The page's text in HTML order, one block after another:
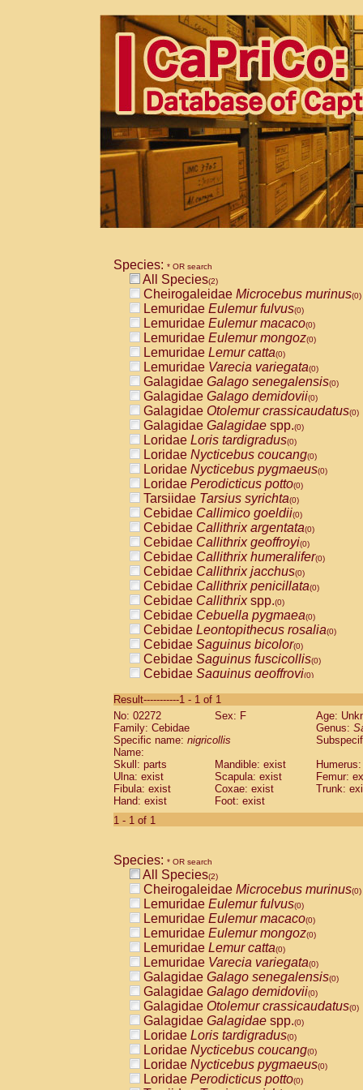
Species: * OR search
All Species(2)
Cheirogaleidae Microcebus murinus(0)
Lemuridae Eulemur fulvus(0)
Lemuridae Eulemur macaco(0)
Lemuridae Eulemur mongoz(0)
Lemuridae Lemur catta(0)
Lemuridae Varecia variegata(0)
Galagidae Galago senegalensis(0)
Galagidae Galago demidovii(0)
Galagidae Otolemur crassicaudatus(0)
Galagidae Galagidae spp.(0)
Loridae Loris tardigradus(0)
Loridae Nycticebus coucang(0)
Loridae Nycticebus pygmaeus(0)
Loridae Perodicticus potto(0)
Tarsiidae Tarsius syrichta(0)
Cebidae Callimico goeldii(0)
Cebidae Callithrix argentata(0)
Cebidae Callithrix geoffroyi(0)
Cebidae Callithrix humeralifer(0)
Cebidae Callithrix jacchus(0)
Cebidae Callithrix penicillata(0)
Cebidae Callithrixspp.(0)
Cebidae Cebuella pygmaea(0)
Cebidae Leontopithecus rosalia(0)
Cebidae Saguinus bicolor(0)
Cebidae Saguinus fuscicollis(0)
Cebidae Saguinus geoffroyi(0)
CebidaeSaguinus labiatus(0)
Cebidae Saguinus leucopus (0)
Cebidae
CebidaeSaguinus mystax
Cebidae Saguinus nigricollis (1)
Cebidae Saguinus oedipus
Cebidae Saguinus weddelli
Cebidae Saguinusspp.
Cebidae
CebidaeCebus capucinus
CebidaeCebus nigrivittatus
CebidaeCebus spp.(0)
CebidaeSaimiri boliviensis(0)
CebidaeSaimiri sciureus(0)
AtelidaeAlouatta caraya(0)
AtelidaeAlouatta fusca(0)
AtelidaeAlouatta seniculus(0)
AtelidaeAlouattaspp.(0)
AtelidaeAteles belzebuth(0)
AtelidaeAteles geoffroyi(0)
AtelidaeAteles paniscus(0)
AtelidaeAtelesspp.(0)
AtelidaeLagothrix lagothricha(0)
AtelidaeLagothrix lagothricha cana
PitheciidaeCacajao calvus
Result-----------1 - 1 of 1
No: 02272
Sex: F
Age:
Family: Cebidae
Genus:
Specific name: nigricollis
Name:
Skull: parts
Mandible: exist
Ulna: exist
Scapula: exist
Femur:
Fibula: exist
Coxae: exist
Trunk:
Hand: exist
Foot: exist
1 - 1 of 1
Species: * OR search
All Species(2)
Cheirogaleidae Microcebus murinus(0)
Lemuridae Eulemur fulvus(0)
Lemuridae Eulemur macaco(0)
Lemuridae Eulemur mongoz(0)
Lemuridae Lemur catta(0)
Lemuridae Varecia variegata(0)
Galagidae Galago senegalensis(0)
Galagidae Galago demidovii(0)
Galagidae Otolemur crassicaudatus(0)
Galagidae Galagidae spp.(0)
Loridae Loris tardigradus(0)
Loridae Nycticebus coucang(0)
Loridae Nycticebus pygmaeus(0)
Loridae Perodicticus potto(0)